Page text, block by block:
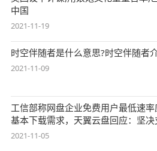
中国
2021-11-19
时空伴随者是什么意思?时空伴随者
2021-11-09
工信部称网盘企业免费用户最低速率
基本下载需求，天翼云盘回应：坚决
始终
2021-11-05